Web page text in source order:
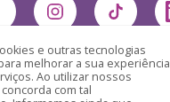
e outras tecnologias
melhorar a sua experiência
Ao utilizar nossos
com tal